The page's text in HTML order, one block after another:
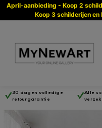
April-aanbieding - Koop 2
Koop 3 schilderijen
30 dagen volledige
retourgarantie
Alle